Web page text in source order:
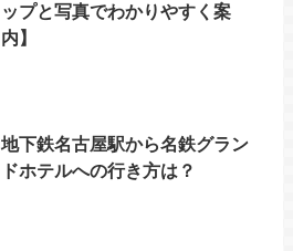
ップと写真でわかりやすく案
内】
地下鉄名古屋駅から名鉄グラン
ドホテルへの行き方は？